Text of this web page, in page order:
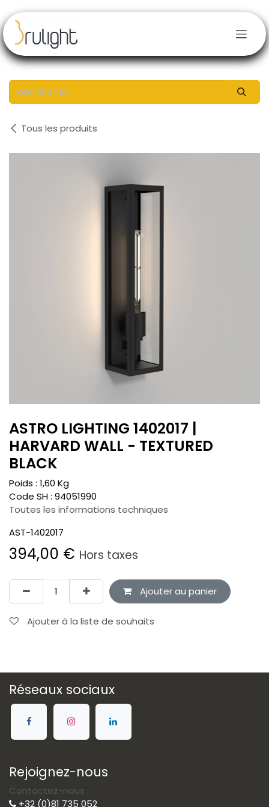
Tous les produits
ASTRO LIGHTING 1402017 |
HARVARD WALL - TEXTURED
BLACK
Poids : 1,60 Kg
Code SH : 94051990
Toutes les informations techniques
AST-1402017
394,00 € Hors taxes
Ajouter au panier
Ajouter à la liste de souhaits
Réseaux sociaux
Rejoignez-nous
Contactez-nous
+32 (0)81 735 052